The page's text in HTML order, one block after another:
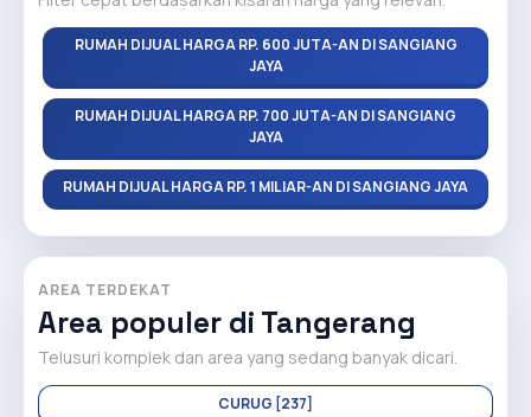
RUMAH DIJUAL HARGA RP. 600 JUTA-AN DI SANGIANG
JAYA
RUMAH DIJUAL HARGA RP. 700 JUTA-AN DI SANGIANG
JAYA
RUMAH DIJUAL HARGA RP. 1 MILIAR-AN DI SANGIANG JAYA
AREA TERDEKAT
Area populer di Tangerang
Telusuri komplek dan area yang sedang banyak dicari.
CURUG [237]